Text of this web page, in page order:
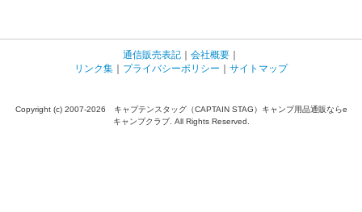
通信販売表記 ｜ 会社概要 ｜
リンク集 ｜ プライバシーポリシー ｜ サイトマップ
Copyright (c) 2007-2026 キャプテンスタッグ（CAPTAIN STAG）キャンプ用品通販ならe
キャンプクラブ. All Rights Reserved.